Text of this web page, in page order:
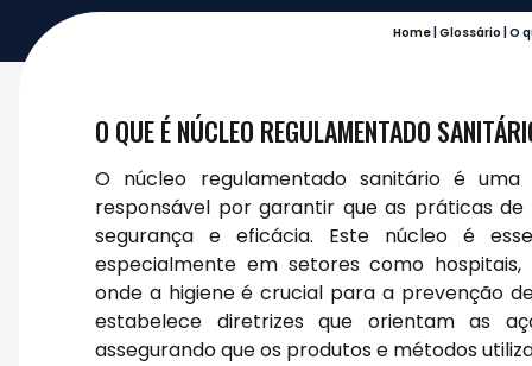
Home| Glossário O
O QUE É NÚCLEO REGULAMENTADO
O núcleo regulamentado sanitário é
responsável por garantir que as práticas
segurança e eficácia. Este núcleo é
especialmente em setores como
onde a higiene é crucial para a prevenção
estabelece diretrizes que orientam as
assegurando que os produtos e métodos